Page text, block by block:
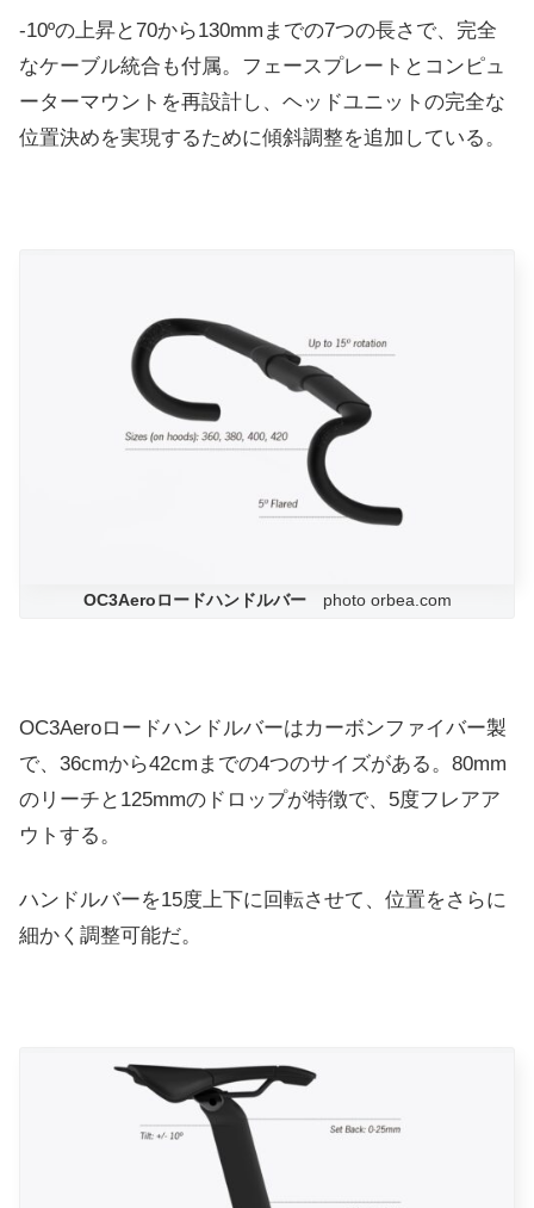
-10ºの上昇と70から130mmまでの7つの長さで、完全
なケーブル統合も付属。 フェースプレートとコンピュ
ーターマウントを再設計し、ヘッドユニットの完全な
位置決めを実現するために傾斜調整を追加している。
OC3Aeroロードハンドルバーphoto orbea.com
OC3Aeroロードハンドルバーはカーボンファイバー製
で、36cmから42cmまでの4つのサイズがある。80mm
のリーチと125mmのドロップが特徴で、5度フレアア
ウトする。
ハンドルバーを15度上下に回転させて、位置をさらに
細かく調整可能だ。